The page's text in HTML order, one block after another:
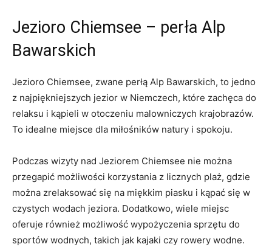
Jezioro Chiemsee – perła Alp
Bawarskich
Jezioro Chiemsee, zwane perłą Alp Bawarskich, to ⁤jedno
z najpiękniejszych jezior w Niemczech, które zachęca ‍do
relaksu i⁢ kąpieli w otoczeniu malowniczych krajobrazów.
To ​idealne miejsce dla miłośników natury i spokoju.
Podczas wizyty nad Jeziorem Chiemsee nie można
przegapić możliwości korzystania ⁢z licznych plaż, gdzie
można zrelaksować się na miękkim⁤ piasku i kąpać ‍się w
czystych ⁤wodach jeziora. Dodatkowo, ‍wiele miejsc
oferuje również możliwość wypożyczenia sprzętu⁣ do
sportów wodnych,⁣ takich ‍jak ⁤kajaki czy rowery wodne.